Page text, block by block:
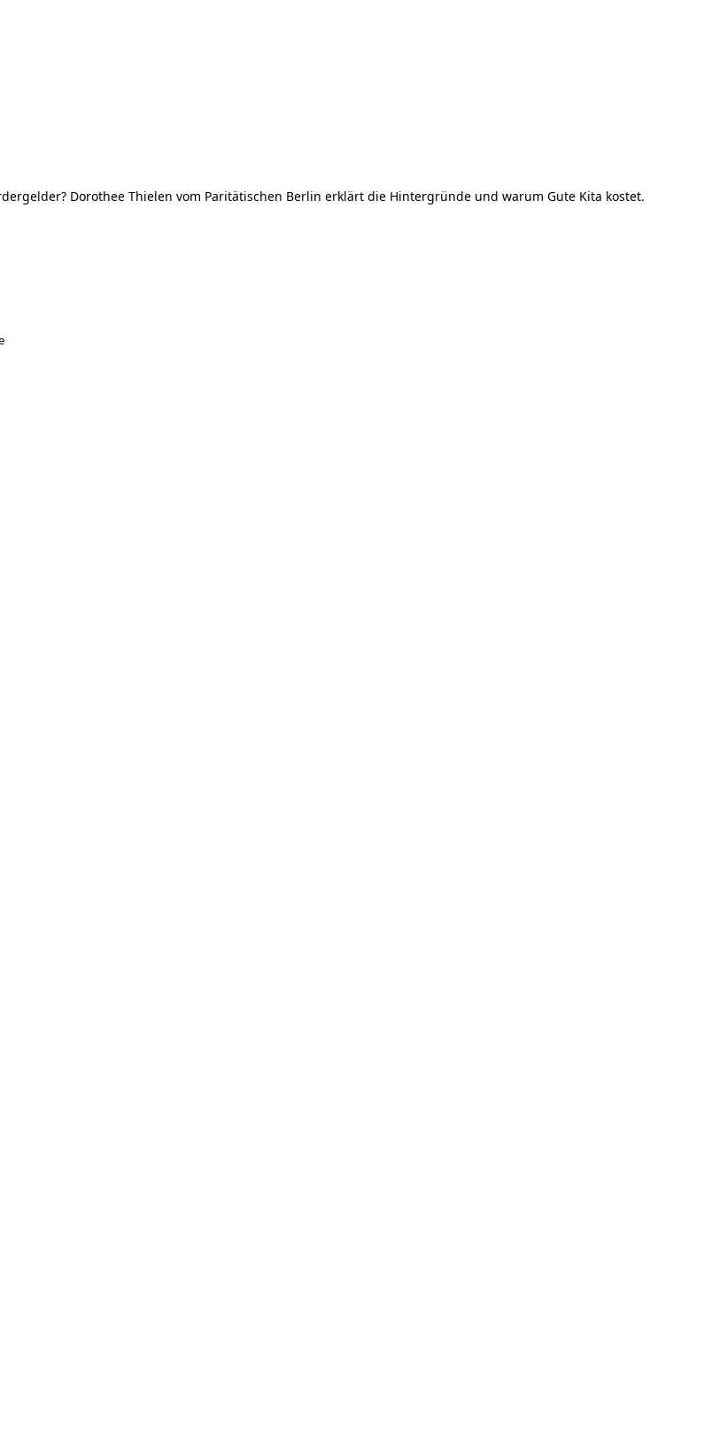
Dorothee Thielen vom Paritätischen Berlin erklärt die Hintergründe und warum Gute Kita kostet.